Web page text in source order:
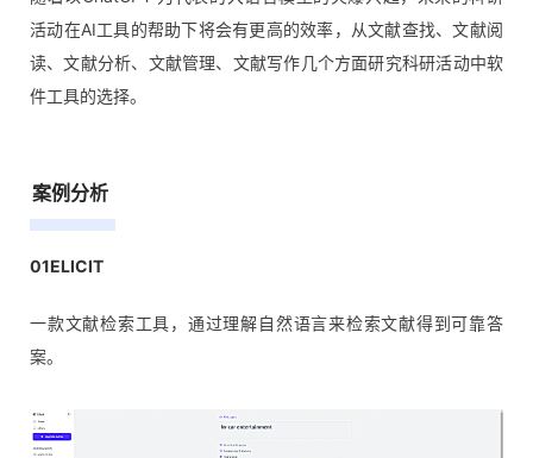
活动在AI工具的帮助下将会有更高的效率，从文献查找、文献阅
读、文献分析、文献管理、文献写作几个方面研究科研活动中软
件工具的选择。
案例分析
01ELICIT
一款文献检索工具，通过理解自然语言来检索文献得到可靠答
案。